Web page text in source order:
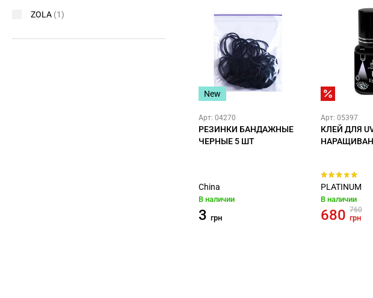
New
Арт: 04270
РЕЗИНКИ БАНДАЖНЫЕ
ЧЕРНЫЕ 5 ШТ
China
В наличии
3 грн
Арт: 05397
КЛЕЙ ДЛЯ
PLATINUM
В наличии
680 760
грн
ZOLA (1)